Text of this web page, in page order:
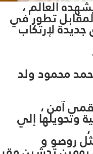
العالم ،
تطور في
لإرتكاب
محمود ولد
آمن ،
وتحويلها إلي
روصو و